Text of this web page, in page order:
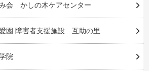
会 かしの木ケアセンター
園 障害者支援施設 互助の里
院